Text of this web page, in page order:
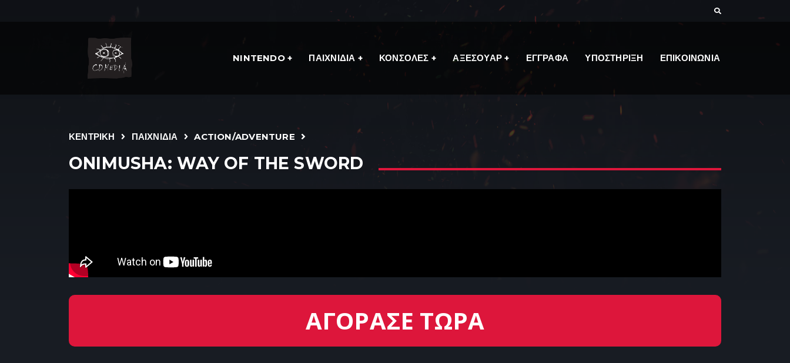
NINTENDO ΠΑΙΧΝΙΔΙΑ ΚΟΝΣΟΛΕΣ ΑΞΕΣΟΥΑΡ ΕΓΓΡΑΦΑ ΥΠΟΣΤΗΡΙΞΗ ΕΠΙΚΟΙΝΩΝΙΑ
ΚΕΝΤΡΙΚΗ ΠΑΙΧΝΙΔΙΑ ACTION/ADVENTURE
ONIMUSHA: WAY OF THE SWORD
ΑΓΟΡΑΣΕ ΤΩΡΑ